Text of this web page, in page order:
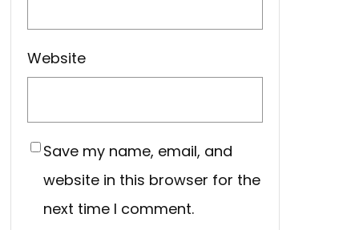
Website
Save my name, email, and
website in this browser for the
next time I comment.